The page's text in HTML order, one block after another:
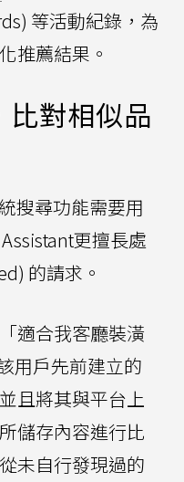
等活動紀錄，為
推薦結果。
對相似品
搜尋功能需要用
更擅長處
的請求。
適合我客廳裝潢
用戶先前建立的
且將其與平台上
儲存內容進行比
未自行發現過的